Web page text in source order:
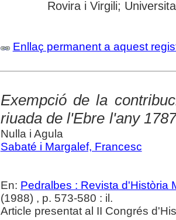
Rovira i Virgili;
Enllaç permanent a aquest
Exempció de la
riuada de l'Ebre l'any 1787
Nulla i Agula
Sabaté i Margalef, Francesc
En: Pedralbes : Revista d'Història
(1988) , p. 573-580 : il.
Article presentat al II Congrés